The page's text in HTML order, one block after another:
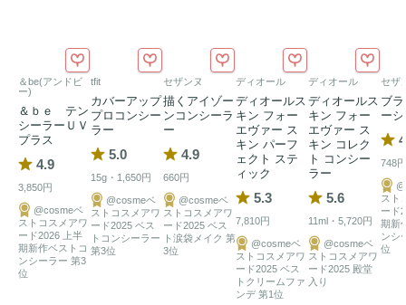
＆be(アンドビ
ー)
＆ｂｅ テン
シーラーＵＶ
プラス
4.9
3,850円
@cosmeベ
ストコスメアワ
ード2026 上半
期新作ベストコ
ンシーラー 第3
位
tfit
カバーアップ
プロコンシー
ラー
5.0
15g・1,650円
@cosmeベ
ストコスメアワ
ード2025 ベス
トコンシーラー
第3位
セザンヌ
描くアイゾー
ンコンシーラ
ー
4.9
660円
@cosmeベ
ストコスメアワ
ード2025 ベス
ト涙袋メイク 第
3位
ディオール
ディオールス
キン フォー
エヴァー ス
キン パーフ
ェクト ステ
ィック
5.3
7,810円
@cosmeベ
ストコスメアワ
ード2025 ベス
トクリームファ
ンデ 第1位
ディオール
ディオールス
キン フォー
エヴァー ス
キン コレク
ト コンシー
ラー
5.6
11ml・5,720円
@cosmeベ
ストコスメアワ
ード2025 殿堂
入り
セザ
ブ
ー
748円
スト
ード
期新
ンシ
位